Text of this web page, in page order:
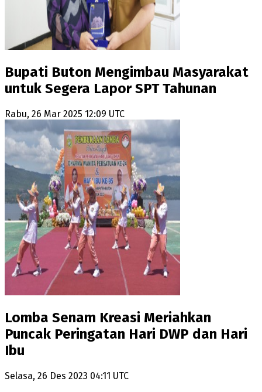
Bupati Buton Mengimbau Masyarakat
untuk Segera Lapor SPT Tahunan
Rabu, 26 Mar 2025 12:09 UTC
Lomba Senam Kreasi Meriahkan
Puncak Peringatan Hari DWP dan Hari
Ibu
Selasa, 26 Des 2023 04:11 UTC